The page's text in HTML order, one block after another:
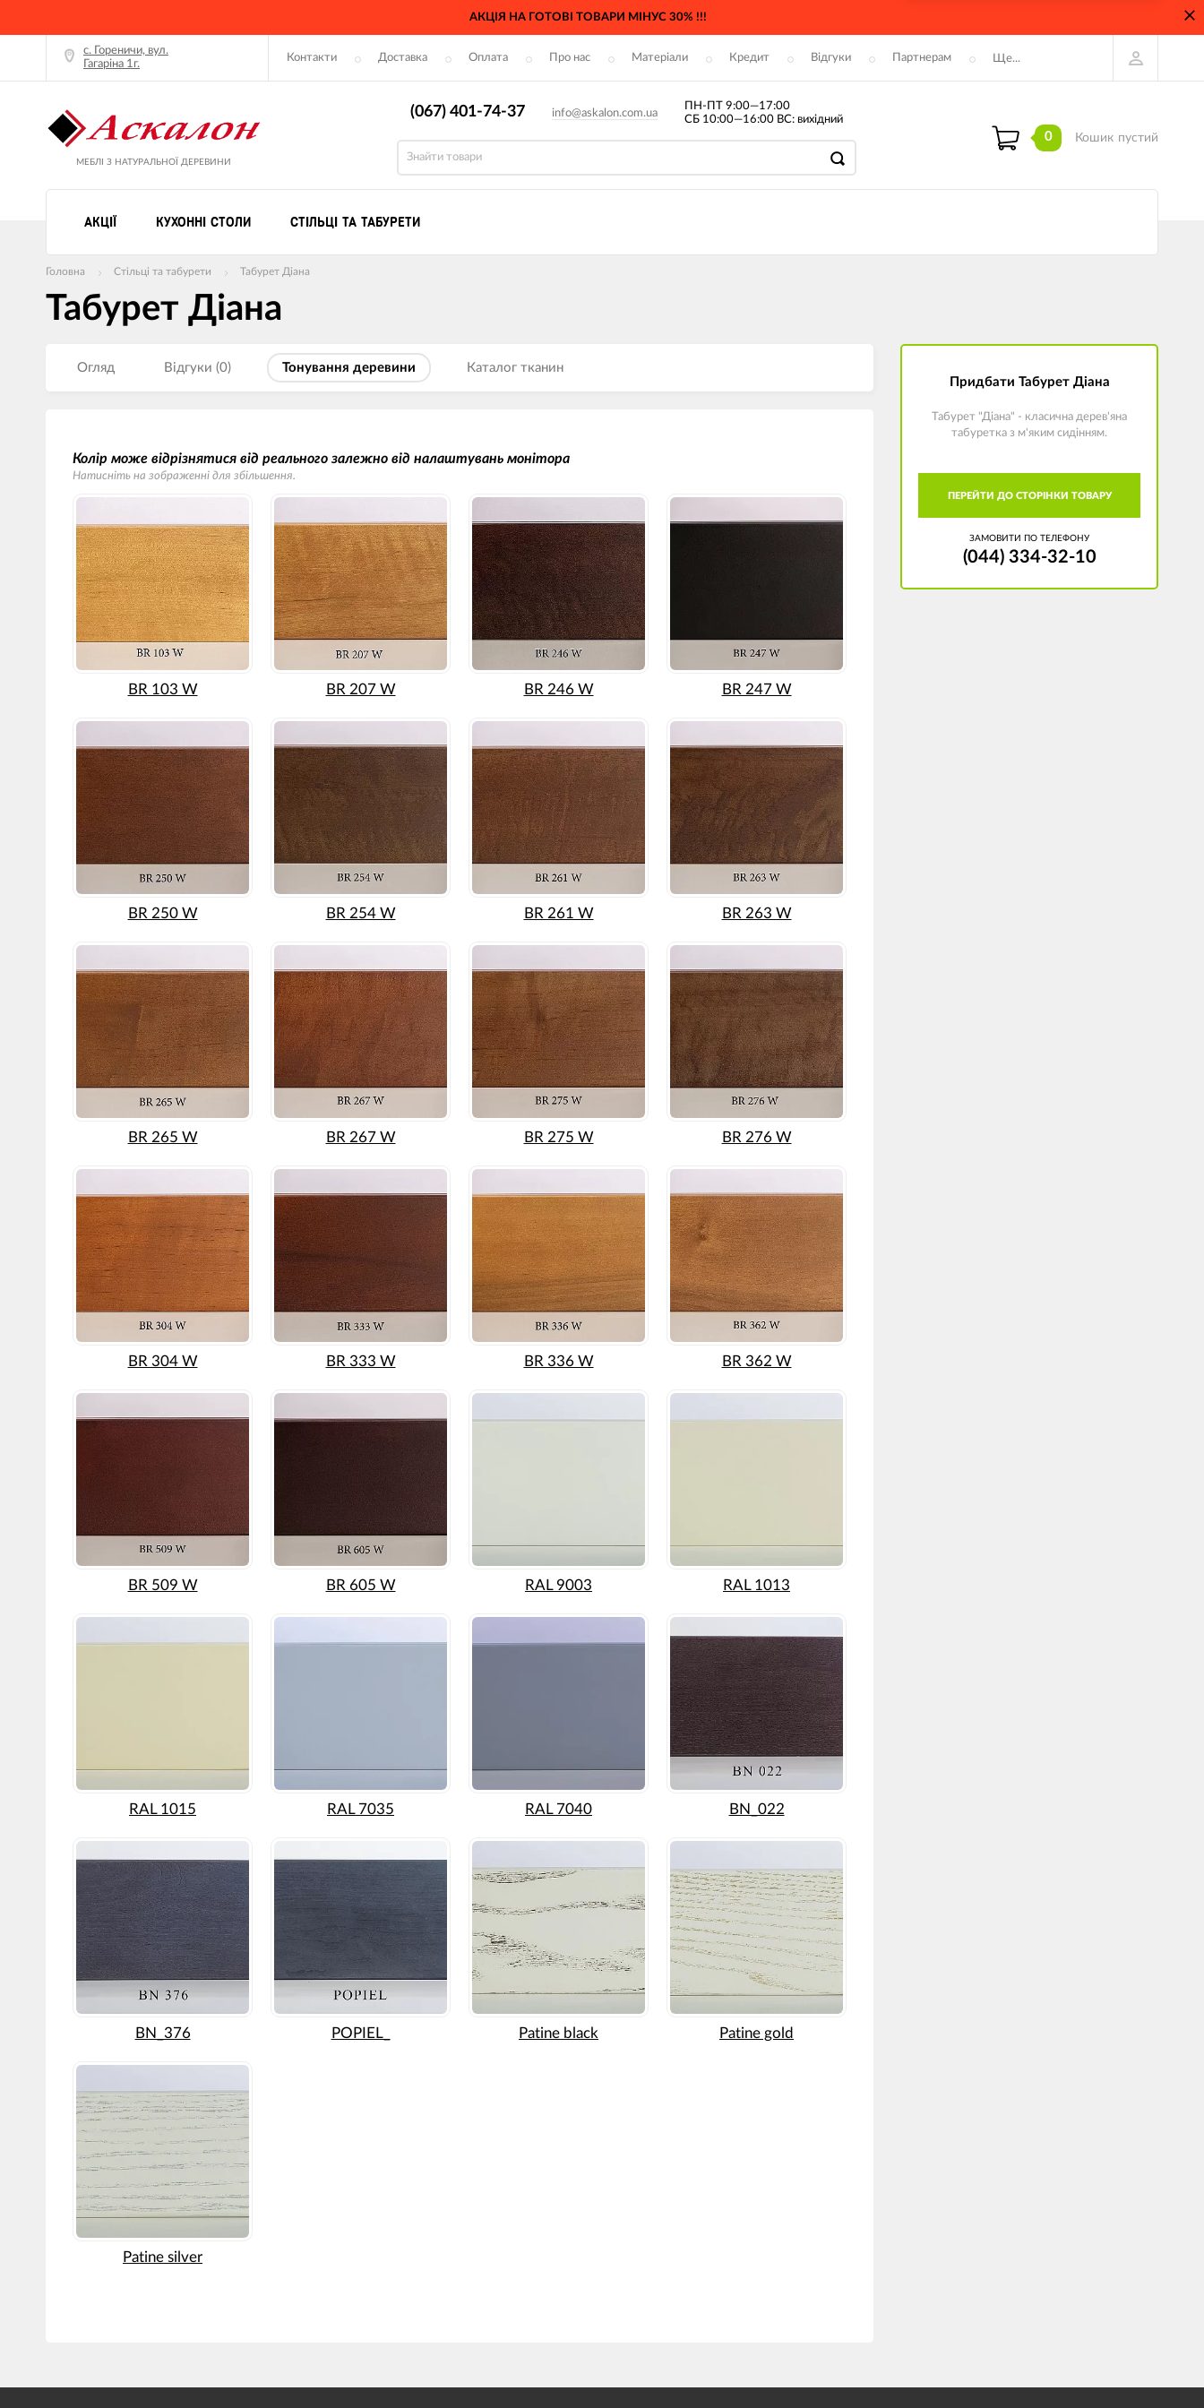
АКЦІЯ НА ГОТОВІ ТОВАРИ МІНУС 30% !!!
с. Гореничи, вул.
Гагаріна 1г.
Контакти Доставка Оплата Про нас Матеріали Кредит Відгуки Партнерам Ще...
МЕБЛІ З НАТУРАЛЬНОЇ ДЕРЕВИНИ
(067) 401-74-37 info@askalon.com.ua
ПН-ПТ 9:00—17:00
СБ 10:00—16:00 ВС: вихідний
0 Кошик пустий
АКЦІЇ КУХОННІ СТОЛИ СТІЛЬЦІ ТА ТАБУРЕТИ
Головна Стільці та табурети Табурет Діана
Табурет Діана
Огляд Відгуки (0) Тонування деревини Каталог тканин
Колір може відрізнятися від реального залежно від налаштувань монітора
Натисніть на зображенні для збільшення.
BR 103 W BR 207 W BR 246 W BR 247 W
BR 250 W BR 254 W BR 261 W BR 263 W
BR 265 W BR 267 W BR 275 W BR 276 W
BR 304 W BR 333 W BR 336 W BR 362 W
BR 509 W BR 605 W RAL 9003 RAL 1013
RAL 1015 RAL 7035 RAL 7040 BN_022
BN_376 POPIEL_ Patine black Patine gold
Patine silver
Придбати Табурет Діана
Табурет "Діана" - класична дерев'яна
табуретка з м'яким сидінням.
ПЕРЕЙТИ ДО СТОРІНКИ ТОВАРУ
ЗАМОВИТИ ПО ТЕЛЕФОНУ
(044) 334-32-10